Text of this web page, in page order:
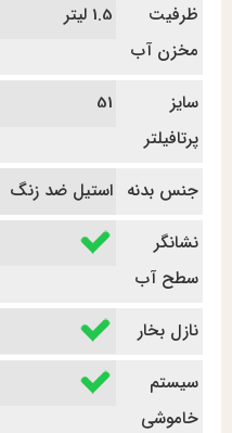
ظرفیت
مخزن آب
1.5 لیتر
سایز
پرتافیلتر
51
جنس بدنه استیل ضد زنگ
نشانگر
سطح آب
نازل بخار
سیستم
خاموشی